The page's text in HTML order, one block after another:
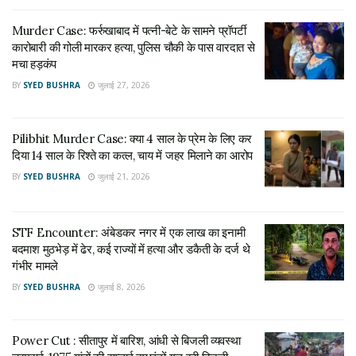
जुलाई 28, 2026
Murder Case: फर्रुखाबाद में पत्नी-बेटे के सामने प्रॉपर्टी
कारोबारी की गोली मारकर हत्या, पुलिस चौकी के पास वारदात से
मचा हड़कंप
घटनास्थल पर मिला सिंदूर और श्रृंगार का सामान
मामले को और रहस्यमय बनाने वाली बात यह रही कि घटनास्थल से सिंदूर,
सिंदूर भरा हुआ पाया गया। इन परिस्थितियों को देखकर ग्रामीणों के बीच
तरह-तरह की चर्चाएं शुरू हो गई हैं।
कुछ ग्रामीणों का दावा है कि दोनों ने मौत से पहले किसी तरह विवाह करने की
कोशिश की होगी। हालांकि पुलिस ने अभी तक इस संबंध में कोई आधिकारिक
युवती की शादी कहीं और तय होने की चर्चा
Murder Case: फर्रुखाबाद में पत्नी-बेटे के सामने प्रॉपर्टी
कारोबारी की गोली मारकर हत्या, पुलिस चौकी के पास वारदात से
मचा हड़कंप
BY SYED BUSHRA जुलाई 27, 2026
Pilibhit Murder Case: क्या 4 साल के प्रेम के लिए कर
दिया 14 साल के रिश्ते का कत्ल, चाय में जहर मिलाने का आरोप
BY SYED BUSHRA जुलाई 21, 2026
STF Encounter: अंबेडकर नगर में एक लाख का इनामी
बदमाश मुठभेड़ में ढेर, कई राज्यों में हत्या और डकैती के दर्ज थे
गंभीर मामले
BY SYED BUSHRA जुलाई 8, 2026
Power Cut : सीतापुर में बारिश, आंधी से बिजली व्यवस्था